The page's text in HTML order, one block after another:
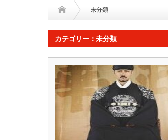
未分類
カテゴリー：未分類